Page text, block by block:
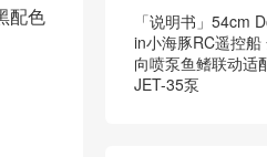
配色
「说明书」54cm
in小海豚RC遥控船
向喷泵鱼鳍联动适
JET-35泵